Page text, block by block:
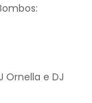
Ornella e DJ